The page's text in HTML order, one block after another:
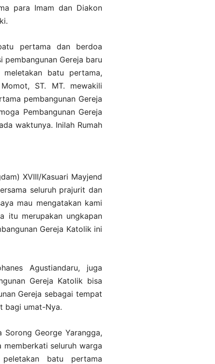
para Imam dan Diakon
pertama dan berdoa
pembangunan Gereja baru
batu pertama,
ST. MT. mewakili
pembangunan Gereja
Pembangunan Gereja
waktunya. Inilah Rumah
XVIII/Kasuari Mayjend
seluruh prajurit dan
mau mengatakan kami
itu merupakan ungkapan
Gereja Katolik ini
Agustiandaru, juga
Gereja Katolik bisa
Gereja sebagai tempat
bagi umat-Nya.
Sorong George Yarangga,
memberkati seluruh warga
batu pertama